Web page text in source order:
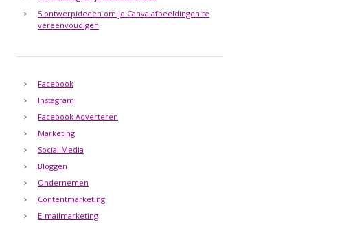
5 ontwerpideeën om je Canva afbeeldingen te
vereenvoudigen
Facebook
Instagram
Facebook Adverteren
Marketing
Social Media
Bloggen
Ondernemen
Contentmarketing
E-mailmarketing